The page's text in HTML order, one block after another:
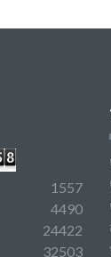
1557
4490
24422
32503